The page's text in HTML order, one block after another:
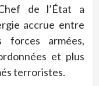
de l’État a
accrue entre
forces armées,
et plus
terroristes.